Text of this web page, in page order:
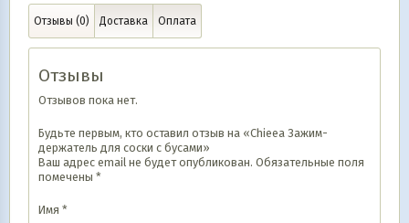
Отзывы (0) Доставка Оплата
Отзывы
Отзывов пока нет.
Будьте первым, кто оставил отзыв на «Chieea Зажим-
держатель для соски с бусами»
Ваш адрес email не будет опубликован. Обязательные поля
помечены *
Имя *